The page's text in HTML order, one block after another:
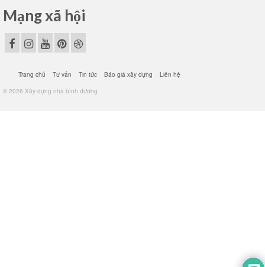
Mạng xã hội
Trang chủ Tư vấn Tin tức Báo giá xây dựng
Liên hệ
© 2026 Xây dựng nhà bình dương